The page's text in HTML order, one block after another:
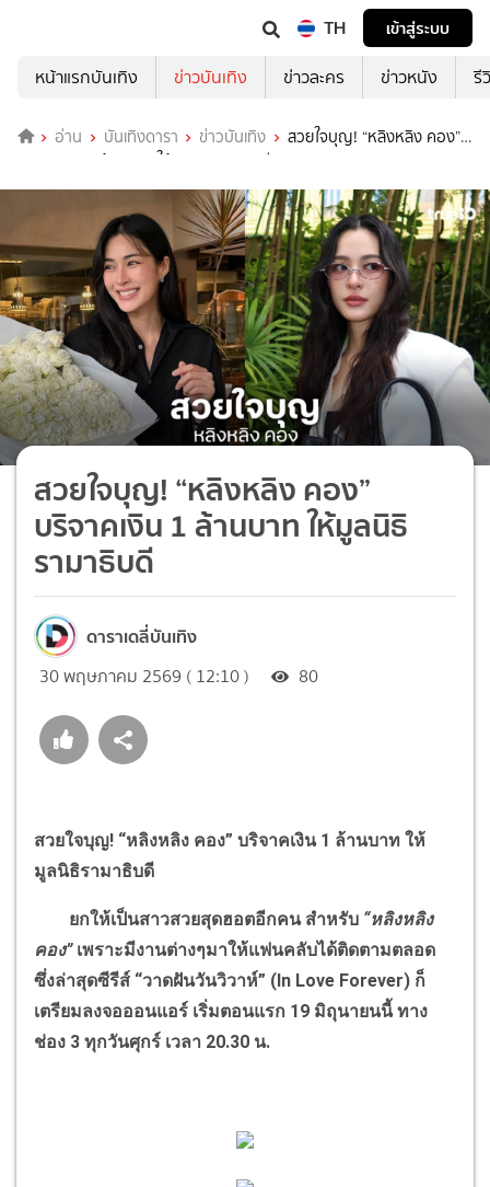
TH
เข้าสู่ระบบ
หน้าแรกบันเทิง
ข่าวบันเทิง ข่าวละคร ข่าวหนัง รี
อ่าน บันเทิงดารา ข่าวบันเทิง
สวยใจบุญ! “หลิงหลิง คอง”
บริจาคเงิน 1 ล้านบาท ให้มูลนิธิรามาธิบดี
สวยใจบุญ! “หลิงหลิง คอง”
บริจาคเงิน 1 ล้านบาท ให้มูลนิธิ
รามาธิบดี
ดาราเดลี่บันเทิง
30 พฤษภาคม 2569 ( 12:10 ) 80
สวยใจบุญ! “หลิงหลิง คอง” บริจาคเงิน 1 ล้านบาท ให้
มูลนิธิรามาธิบดี
ยกให้เป็นสาวสวยสุดฮอตอีกคน สำหรับ “หลิงหลิง
คอง”เพราะมีงานต่างๆมาให้แฟนคลับได้ติดตามตลอด
ซึ่งล่าสุดซีรีส์ “วาดฝันวันวิวาห์” (In Love Forever) ก็
เตรียมลงจอออนแอร์ เริ่มตอนแรก 19 มิถุนายนนี้ ทาง
ช่อง 3 ทุกวันศุกร์ เวลา 20.30 น.